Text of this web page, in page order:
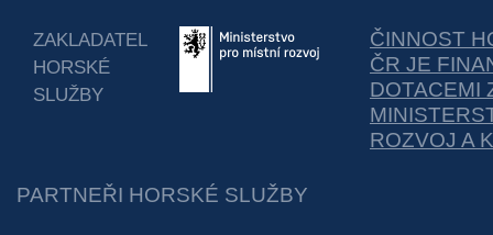
ZAKLADATEL
HORSKÉ
SLUŽBY
ČINNOST
ČR JE
DOTACEMI
ROZVOJ A
PARTNEŘI HORSKÉ SLUŽBY